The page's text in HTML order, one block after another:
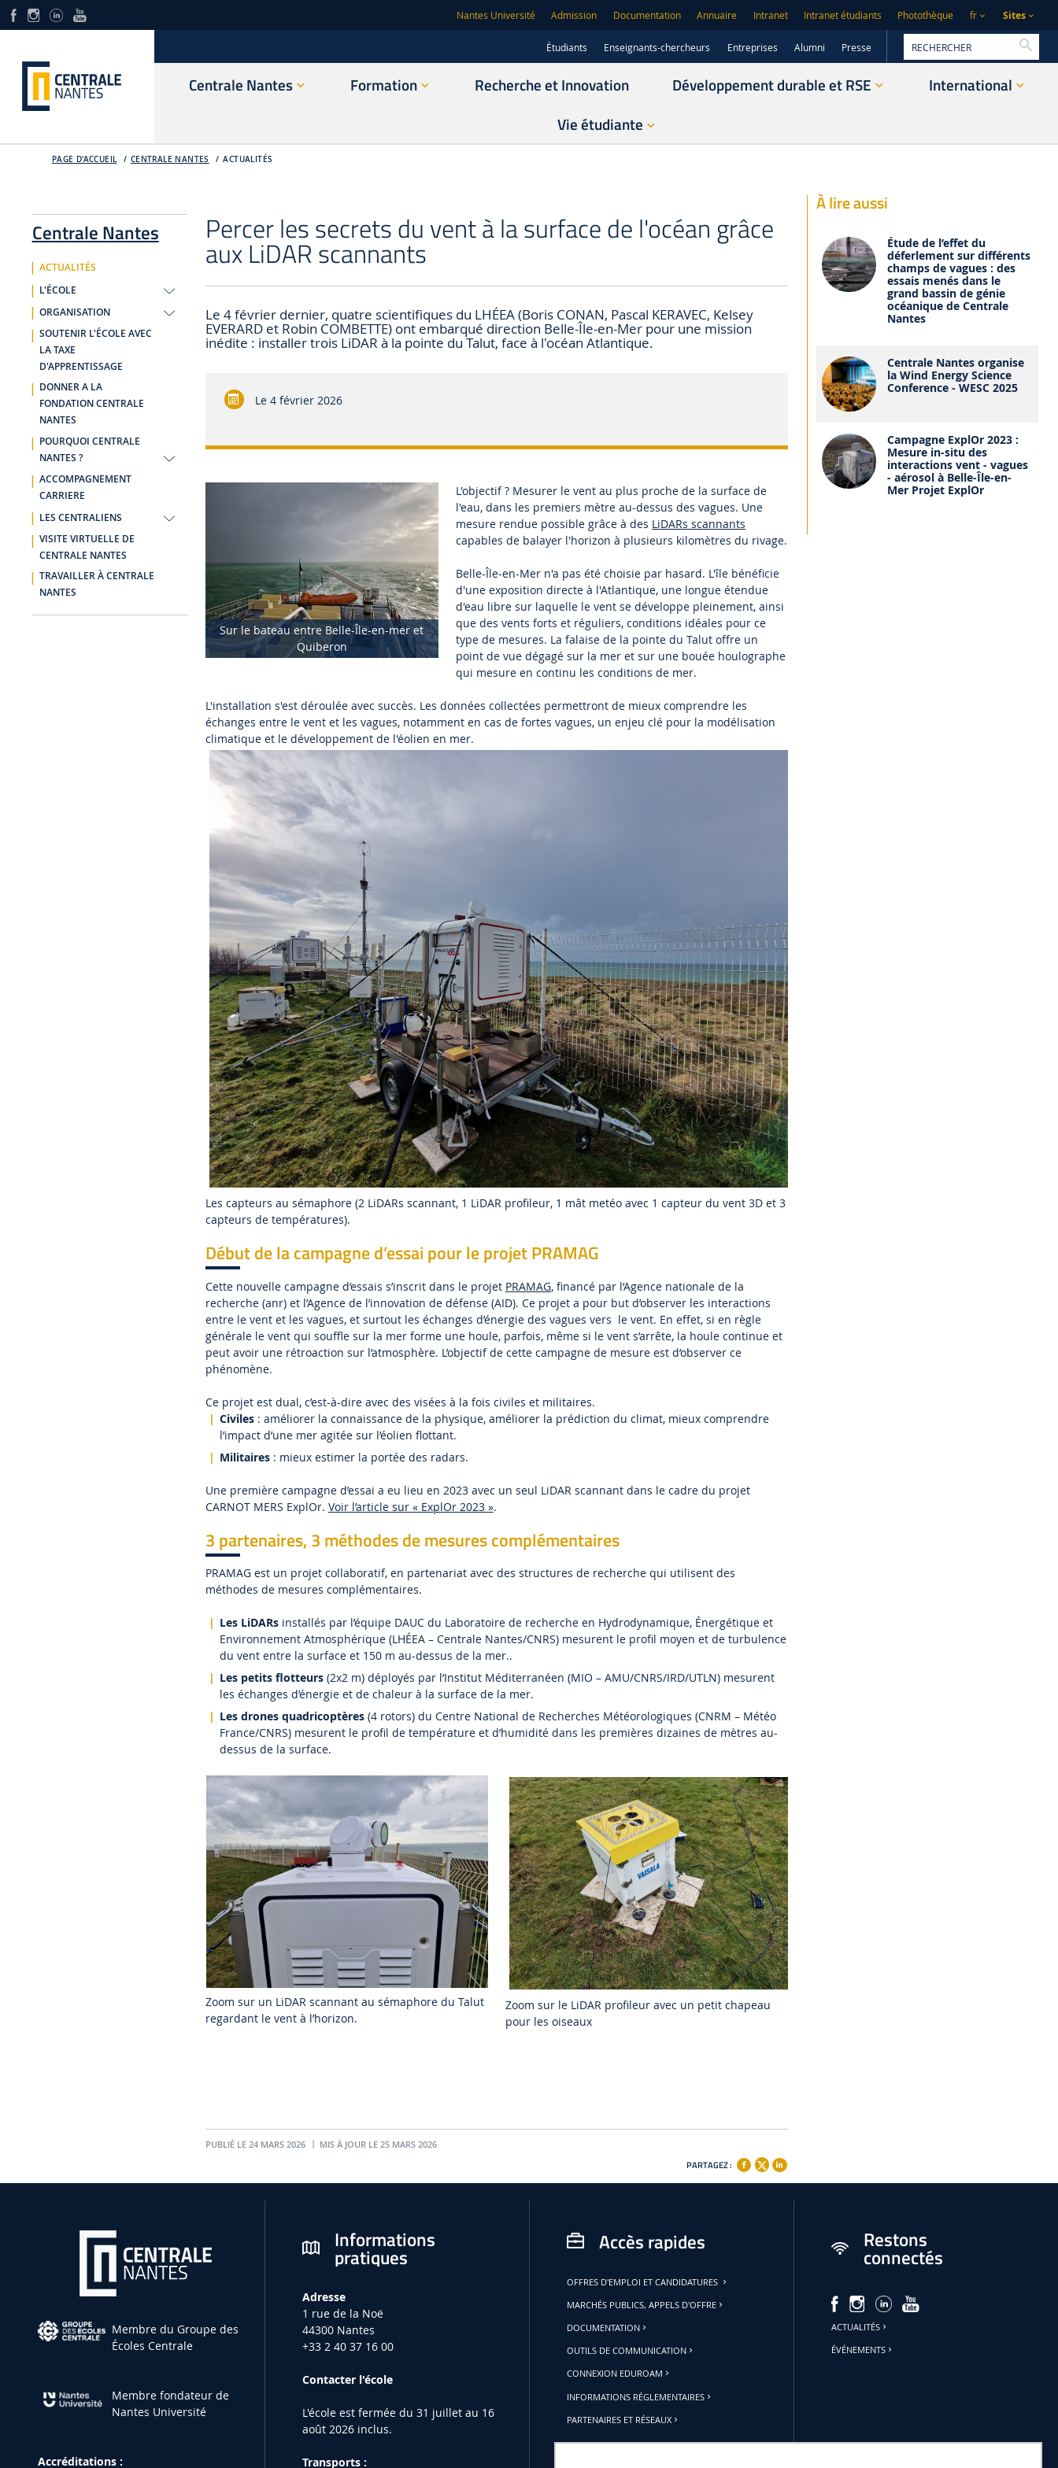
Nantes Université Admission Documentation Annuaire Intranet Intranet étudiants Photothèque fr Sites
Étudiants Enseignants-chercheurs Entreprises Alumni Presse
Centrale Nantes Formation Recherche et Innovation Développement durable et RSE
International
Vie étudiante
PAGE D'ACCUEIL CENTRALE NANTES ACTUALITÉS
Centrale Nantes
ACTUALITÉS
L'ÉCOLE
ORGANISATION
SOUTENIR L'ÉCOLE AVEC
LA TAXE
D'APPRENTISSAGE
DONNER A LA
FONDATION CENTRALE
NANTES
POURQUOI CENTRALE
NANTES ?
ACCOMPAGNEMENT
CARRIERE
LES CENTRALIENS
VISITE VIRTUELLE DE
CENTRALE NANTES
TRAVAILLER À CENTRALE
NANTES
Percer les secrets du vent à la surface de l'océan grâce
aux LiDAR scannants
Le 4 février dernier, quatre scientifiques du LHÉEA (Boris CONAN, Pascal KERAVEC, Kelsey
EVERARD et Robin COMBETTE) ont embarqué direction Belle-Île-en-Mer pour une mission
inédite : installer trois LiDAR à la pointe du Talut, face à l'océan Atlantique.
Le 4 février 2026
Sur le bateau entre Belle-Île-en-mer et
Quiberon
L'objectif ? Mesurer le vent au plus proche de la surface de
l'eau, dans les premiers mètre au-dessus des vagues. Une
mesure rendue possible grâce à des LiDARs scannants
capables de balayer l'horizon à plusieurs kilomètres du rivage.
Belle-Île-en-Mer n'a pas été choisie par hasard. L'île bénéficie
d'une exposition directe à l'Atlantique, une longue étendue
d'eau libre sur laquelle le vent se développe pleinement, ainsi
que des vents forts et réguliers, conditions idéales pour ce
type de mesures. La falaise de la pointe du Talut offre un
point de vue dégagé sur la mer et sur une bouée houlographe
qui mesure en continu les conditions de mer.
L'installation s'est déroulée avec succès. Les données collectées permettront de mieux comprendre les
échanges entre le vent et les vagues, notamment en cas de fortes vagues, un enjeu clé pour la modélisation
climatique et le développement de l'éolien en mer.
Les capteurs au sémaphore (2 LiDARs scannant, 1 LiDAR profileur, 1 mât metéo avec 1 capteur du vent 3D et 3
capteurs de températures).
Début de la campagne d’essai pour le projet PRAMAG
Cette nouvelle campagne d’essais s’inscrit dans le projet PRAMAG, financé par l’Agence nationale de la
recherche (anr) et l’Agence de l’innovation de défense (AID). Ce projet a pour but d’observer les interactions
entre le vent et les vagues, et surtout les échanges d’énergie des vagues vers le vent. En effet, si en règle
générale le vent qui souffle sur la mer forme une houle, parfois, même si le vent s’arrête, la houle continue et
peut avoir une rétroaction sur l’atmosphère. L’objectif de cette campagne de mesure est d’observer ce
phénomène.
Ce projet est dual, c’est-à-dire avec des visées à la fois civiles et militaires.
Civiles: améliorer la connaissance de la physique, améliorer la prédiction du climat, mieux comprendre
l’impact d’une mer agitée sur l’éolien flottant.
Militaires: mieux estimer la portée des radars.
Une première campagne d’essai a eu lieu en 2023 avec un seul LiDAR scannant dans le cadre du projet
CARNOT MERS ExplOr. Voir l’article sur « ExplOr 2023 ».
3 partenaires, 3 méthodes de mesures complémentaires
PRAMAG est un projet collaboratif, en partenariat avec des structures de recherche qui utilisent des
méthodes de mesures complémentaires.
Les LiDARsinstallés par l’équipe DAUC du Laboratoire de recherche en Hydrodynamique, Énergétique et
Environnement Atmosphérique (LHÉEA – Centrale Nantes/CNRS) mesurent le profil moyen et de turbulence
du vent entre la surface et 150 m au-dessus de la mer..
Les petits flotteurs(2x2 m) déployés par l’Institut Méditerranéen (MIO – AMU/CNRS/IRD/UTLN) mesurent
les échanges d’énergie et de chaleur à la surface de la mer.
Les drones quadricoptères(4 rotors) du Centre National de Recherches Météorologiques (CNRM – Météo
France/CNRS) mesurent le profil de température et d’humidité dans les premières dizaines de mètres au-
dessus de la surface.
Zoom sur un LiDAR scannant au sémaphore du Talut
regardant le vent à l’horizon.
Zoom sur le LiDAR profileur avec un petit chapeau
pour les oiseaux
PUBLIÉ LE 24 MARS 2026 MIS À JOUR LE 25 MARS 2026
PARTAGEZ :
À lire aussi
Étude de l’effet du
déferlement sur différents
champs de vagues : des
essais menés dans le
grand bassin de génie
océanique de Centrale
Nantes
Centrale Nantes organise
la Wind Energy Science
Conference - WESC 2025
Campagne ExplOr 2023 :
Mesure in-situ des
interactions vent - vagues
- aérosol à Belle-Île-en-
Mer Projet ExplOr
Membre du Groupe des
Écoles Centrale
Membre fondateur de
Nantes Université
Accréditations :
Informations
pratiques
Adresse
1 rue de la Noë
44300 Nantes
+33 2 40 37 16 00
Contacter l'école
L'école est fermée du 31 juillet au 16
août 2026 inclus.
Transports :
Accès rapides
OFFRES D'EMPLOI ET CANDIDATURES
MARCHÉS PUBLICS, APPELS D'OFFRE
DOCUMENTATION
OUTILS DE COMMUNICATION
CONNEXION EDUROAM
INFORMATIONS RÉGLEMENTAIRES
PARTENAIRES ET RÉSEAUX
Restons
connectés
ACTUALITÉS
ÉVÉNEMENTS